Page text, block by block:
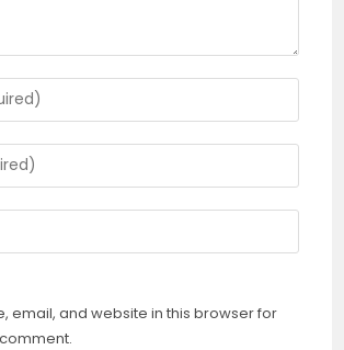
email, and website in this browser for